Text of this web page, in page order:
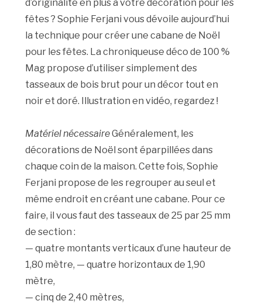
d’originalité en plus à votre décoration pour les
fêtes ? Sophie Ferjani vous dévoile aujourd’hui
la technique pour créer une cabane de Noël
pour les fêtes. La chroniqueuse déco de 100 %
Mag propose d’utiliser simplement des
tasseaux de bois brut pour un décor tout en
noir et doré. Illustration en vidéo, regardez !
Matériel nécessaireGénéralement, les
décorations de Noël sont éparpillées dans
chaque coin de la maison. Cette fois, Sophie
Ferjani propose de les regrouper au seul et
même endroit en créant une cabane. Pour ce
faire, il vous faut des tasseaux de 25 par 25 mm
de section :
— quatre montants verticaux d’une hauteur de
1,80 mètre, — quatre horizontaux de 1,90
mètre,
— cinq de 2,40 mètres,